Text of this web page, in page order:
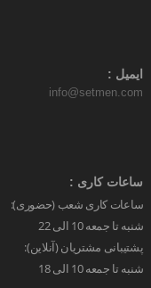
ایمیل :
info@setmen.com
ساعات کاری :
ساعات کاری شعب (حضوری):
شنبه تا جمعه 10 الی 22
پشتیبانی مشتریان (آنلاین):
شنبه تا جمعه 10 الی 18